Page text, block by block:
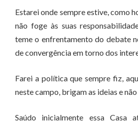
Estarei onde sempre estive, como
não foge às suas
teme o enfrentamento do debate
de convergência em torno dos
Farei a política que sempre fiz,
neste campo, brigam as ideias e
Saúdo inicialmente essa Casa